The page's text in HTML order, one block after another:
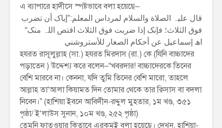
এ ব্যাপারে হাদীসে স্পষ্টভাবে বলা হয়েছে–
قال علیہ الصلاة والسلام لمرداس المعلم:”إیاک أن تضرب
فوق الثلاث؛ فإنک إذا ضربت فوق الثلاث اقتص اللہ منک“
اھ إسماعیل عن أحکام الصغار للأستروشني
হযরত রাসূলুল্লাহ (সা.) হযরত মিরদাস (রা.) কে (যিনি বাচ্চাদের
পড়াতেন ) উদ্দেশ্য করে বলেন–“খবরদার! বাচ্চাদেরকে তিনের
বেশি মারবে না। কেননা, যদি তুমি তিনের বেশি মারো, তাহলে
আল্লাহ তা‘আলা কিয়ামত দিন তোমার থেকে তার ক্বিসাস বা বদলা
নিবেন।” (হাশিয়া ইবনে আবিদীন-রদ্দুল মুহতার, ১ম খণ্ড, ৩৫১
পৃষ্ঠা/ ই‘লাউস সুনান, ১০ম খণ্ড, ২৫২ পৃষ্ঠা)
তেমনি ফাতওয়ার কিতাবে এরকমই বলা হয়েছে। দেখুন, হাশিয়া-